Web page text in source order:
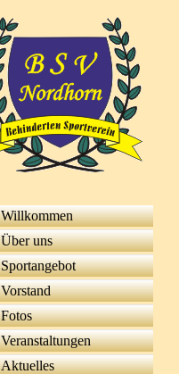
Willkommen
Über uns
Sportangebot
Vorstand
Fotos
Veranstaltungen
Aktuelles